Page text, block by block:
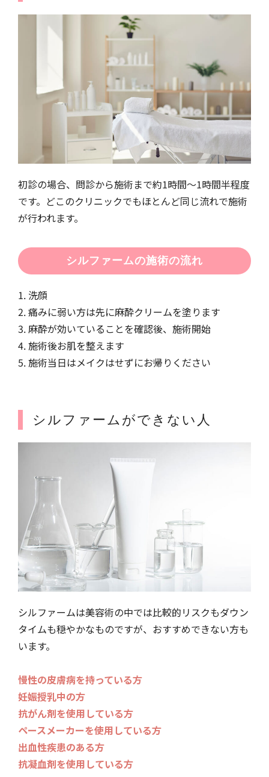
初診の場合、問診から施術まで約1時間〜1時間半程度
です。どこのクリニックでもほとんど同じ流れで施術
が行われます。
シルファームの施術の流れ
1. 洗顔
2. 痛みに弱い方は先に麻酔クリームを塗ります
3. 麻酔が効いていることを確認後、施術開始
4. 施術後お肌を整えます
5. 施術当日はメイクはせずにお帰りください
シルファームができない人
シルファームは美容術の中では比較的リスクもダウン
タイムも穏やかなものですが、おすすめできない方も
います。
慢性の皮膚病を持っている方
妊娠授乳中の方
抗がん剤を使用している方
ペースメーカーを使用している方
出血性疾患のある方
抗凝血剤を使用している方